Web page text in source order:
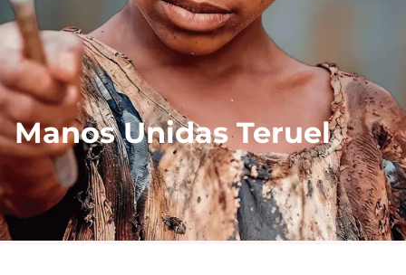
Manos Unidas Teruel